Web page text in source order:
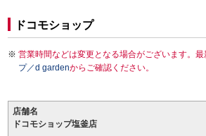
ドコモショップ
営業時間などは変更となる場合がございます。最
プ／d gardenからご確認ください。
店舗名
ドコモショップ塩釜店